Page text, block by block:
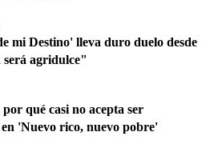
mi Destino' lleva duro duelo desde
agridulce"
qué casi no acepta ser
'Nuevo rico, nuevo pobre'